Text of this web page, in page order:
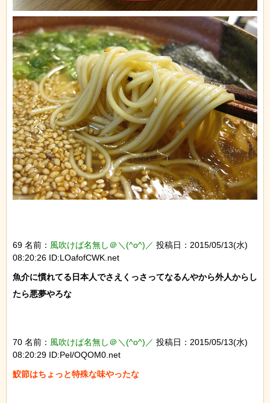
69 名前： 風吹けば名無し＠＼(^o^)／ 投稿日：2015/05/13(水)
08:20:26 ID:LOafofCWK.net
魚介に慣れてる日本人でさえくっさってなるんやから外人からし
たら悪夢やろな
70 名前： 風吹けば名無し＠＼(^o^)／ 投稿日：2015/05/13(水)
08:20:29 ID:Pel/OQOM0.net
鮫節はちょっと特殊な味やったな